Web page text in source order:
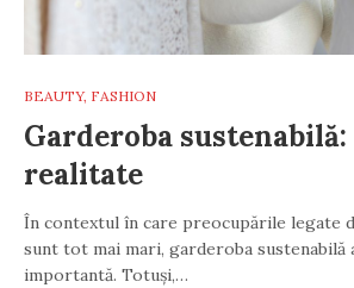
BEAUTY, FASHION
Garderoba
realitate
În contextul în care preocupările legate
sunt tot mai mari, garderoba sustenabilă
importantă. Totuși,…